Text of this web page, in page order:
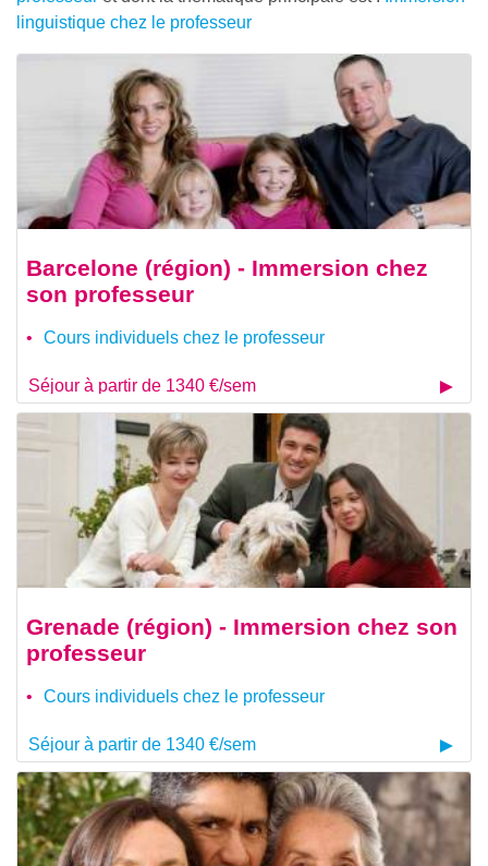
linguistique chez le professeur
Barcelone (région) - Immersion chez
son professeur
Cours individuels chez le professeur
Séjour à partir de 1340 €/sem
Grenade (région) - Immersion chez son
professeur
Cours individuels chez le professeur
Séjour à partir de 1340 €/sem